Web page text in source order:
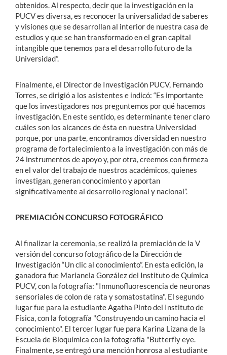
obtenidos. Al respecto, decir que la investigación en la
PUCV es diversa, es reconocer la universalidad de saberes
y visiones que se desarrollan al interior de nuestra casa de
estudios y que se han transformado en el gran capital
intangible que tenemos para el desarrollo futuro de la
Universidad”.
Finalmente, el Director de Investigación PUCV, Fernando
Torres, se dirigió a los asistentes e indicó: “Es importante
que los investigadores nos preguntemos por qué hacemos
investigación. En este sentido, es determinante tener claro
cuáles son los alcances de ésta en nuestra Universidad
porque, por una parte, encontramos diversidad en nuestro
programa de fortalecimiento a la investigación con más de
24 instrumentos de apoyo y, por otra, creemos con firmeza
en el valor del trabajo de nuestros académicos, quienes
investigan, generan conocimiento y aportan
significativamente al desarrollo regional y nacional”.
PREMIACIÓN CONCURSO FOTOGRÁFICO
Al finalizar la ceremonia, se realizó la premiación de la V
versión del concurso fotográfico de la Dirección de
Investigación “Un clic al conocimiento”. En esta edición, la
ganadora fue Marianela González del Instituto de Química
PUCV, con la fotografía: "Inmunofluorescencia de neuronas
sensoriales de colon de rata y somatostatina". El segundo
lugar fue para la estudiante Agatha Pinto del Instituto de
Física, con la fotografía "Construyendo un camino hacia el
conocimiento". El tercer lugar fue para Karina Lizana de la
Escuela de Bioquímica con la fotografía "Butterfly eye.
Finalmente, se entregó una mención honrosa al estudiante